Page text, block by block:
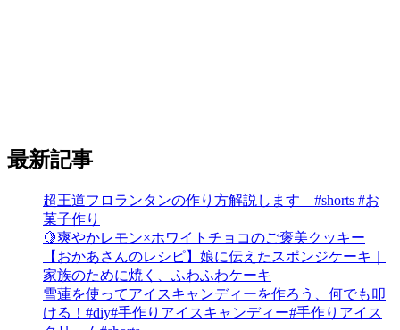
最新記事
超王道フロランタンの作り方解説します #shorts #お
菓子作り
🍋爽やかレモン×ホワイトチョコのご褒美クッキー
【おかあさんのレシピ】娘に伝えたスポンジケーキ｜
家族のために焼く、ふわふわケーキ
雪蓮を使ってアイスキャンディーを作ろう、何でも叩
ける！#diy#手作りアイスキャンディー#手作りアイス